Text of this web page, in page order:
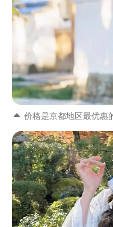
价格是京都地区最优惠